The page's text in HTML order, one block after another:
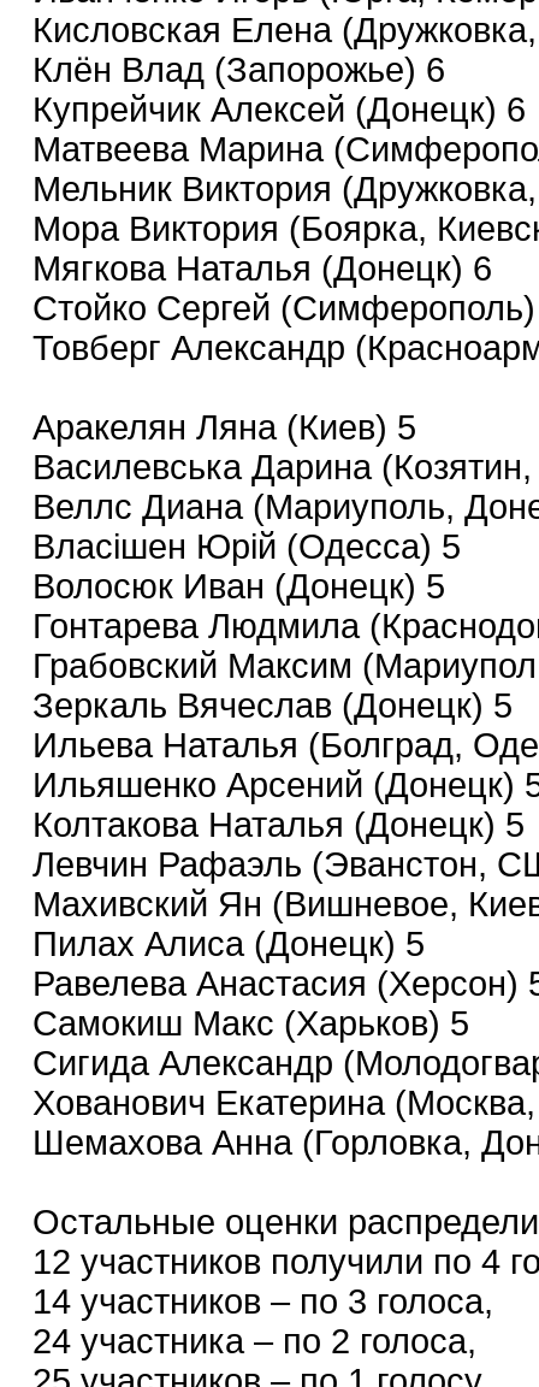
Кисловская Елена
Клён Влад (Запорожье) 6
Купрейчик Алексей (Донецк) 6
Матвеева Марина
Мельник Виктория
Мора Виктория (Боярка,
Мягкова Наталья (Донецк) 6
Стойко Сергей
Товберг Александр
Аракелян Ляна (Киев) 5
Василевська Дарина
Веллс Диана (Мариуполь,
Власішен Юрій (Одесса) 5
Волосюк Иван (Донецк) 5
Гонтарева Людмила
Грабовский Максим
Зеркаль Вячеслав (Донецк) 5
Ильева Наталья (Болград,
Ильяшенко Арсений (Донецк)
Колтакова Наталья (Донецк) 5
Левчин Рафаэль (Эванстон,
Махивский Ян (Вишневое,
Пилах Алиса (Донецк) 5
Равелева Анастасия (Херсон)
Самокиш Макс (Харьков) 5
Сигида Александр
Хованович Екатерина
Шемахова Анна (Горловка,
Остальные оценки
12 участников получили по 4
14 участников – по 3 голоса,
24 участника – по 2 голоса,